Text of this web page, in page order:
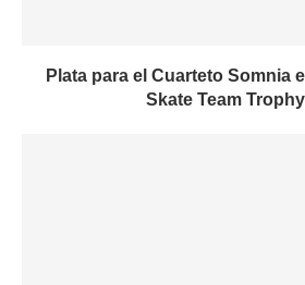
Plata para el Cuarteto Somnia
Skate Team